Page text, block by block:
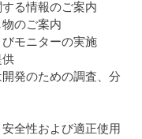
る情報のご案内
のご案内
モニターの実施
供
発のための調査、分
全性および適正使用